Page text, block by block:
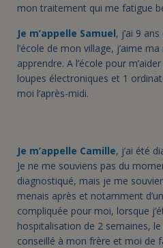
mon traitement qui me fatigue
Je m’appelle Samuel, j’ai 9
l’école de mon village, j’aime
apprendre. A l’école pour
loupes électroniques et 1
moi l’après-midi.
Je m’appelle Camille, j’ai été
Je ne me souviens pas du
diagnostiqué, mais je me
menais après et notamment
compliquée pour moi, lorsque
hospitalisation de 2 semaines,
conseillé à mon frère et moi de